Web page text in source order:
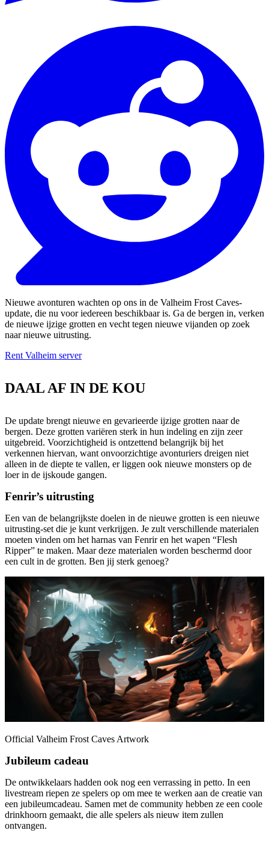
Nieuwe avonturen wachten op ons in de Valheim Frost Caves-
update, die nu voor iedereen beschikbaar is. Ga de bergen in, verken
de nieuwe ijzige grotten en vecht tegen nieuwe vijanden op zoek
naar nieuwe uitrusting.
Rent Valheim server
DAAL AF IN DE KOU
De update brengt nieuwe en gevarieerde ijzige grotten naar de
bergen. Deze grotten variëren sterk in hun indeling en zijn zeer
uitgebreid. Voorzichtigheid is ontzettend belangrijk bij het
verkennen hiervan, want onvoorzichtige avonturiers dreigen niet
alleen in de diepte te vallen, er liggen ook nieuwe monsters op de
loer in de ijskoude gangen.
Fenrir’s uitrusting
Een van de belangrijkste doelen in de nieuwe grotten is een nieuwe
uitrusting-set die je kunt verkrijgen. Je zult verschillende materialen
moeten vinden om het harnas van Fenrir en het wapen “Flesh
Ripper” te maken. Maar deze materialen worden beschermd door
een cult in de grotten. Ben jij sterk genoeg?
Official Valheim Frost Caves Artwork
Jubileum cadeau
De ontwikkelaars hadden ook nog een verrassing in petto. In een
livestream riepen ze spelers op om mee te werken aan de creatie van
een jubileumcadeau. Samen met de community hebben ze een coole
drinkhoorn gemaakt, die alle spelers als nieuw item zullen
ontvangen.